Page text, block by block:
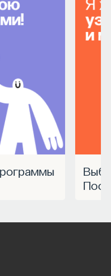
Выбрать курс Академии